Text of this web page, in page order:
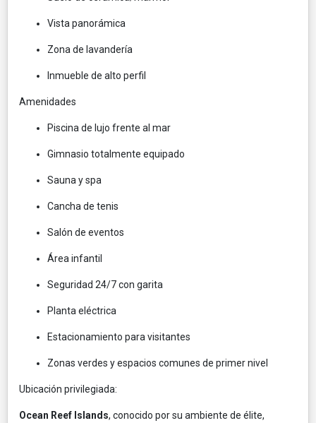
Vista panorámica
Zona de lavandería
Inmueble de alto perfil
Amenidades
Piscina de lujo frente al mar
Gimnasio totalmente equipado
Sauna y spa
Cancha de tenis
Salón de eventos
Área infantil
Seguridad 24/7 con garita
Planta eléctrica
Estacionamiento para visitantes
Zonas verdes y espacios comunes de primer nivel
Ubicación privilegiada:
Ocean Reef Islands, conocido por su ambiente de élite,